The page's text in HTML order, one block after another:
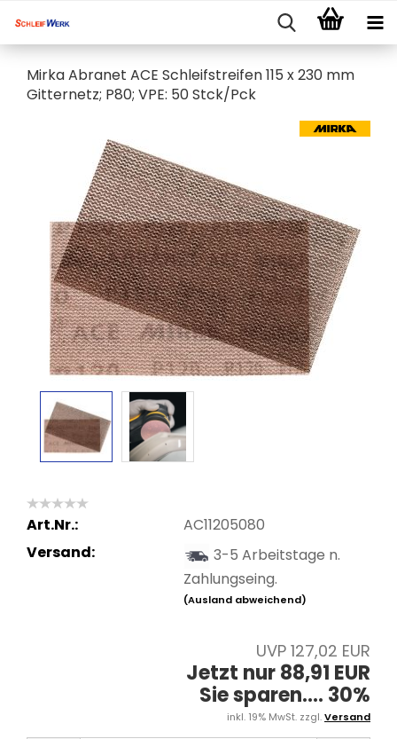
Mirka Abranet ACE Schleifstreifen 115 x 230 mm
Gitternetz; P80; VPE: 50 Stck/Pck
Art.Nr.:
AC11205080
Versand:
3-5 Arbeitstage n.
Zahlungseing.
(Ausland abweichend)
UVP 127,02 EUR
Jetzt nur 88,91 EUR
Sie sparen.... 30%
inkl. 19% MwSt. zzgl.Versand